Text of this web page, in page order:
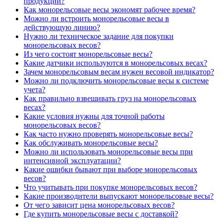
Как монорельсовые весы экономят рабочее время?
Можно ли встроить монорельсовые весы в
действующую линию?
Нужно ли техническое задание для покупки
монорельсовых весов?
Из чего состоят монорельсовые весы?
Какие датчики используются в монорельсовых весах?
Зачем монорельсовым весам нужен весовой индикатор?
Можно ли подключить монорельсовые весы к системе
учета?
Как правильно взвешивать груз на монорельсовых
весах?
Какие условия нужны для точной работы
монорельсовых весов?
Как часто нужно проверять монорельсовые весы?
Как обслуживать монорельсовые весы?
Можно ли использовать монорельсовые весы при
интенсивной эксплуатации?
Какие ошибки бывают при выборе монорельсовых
весов?
Что учитывать при покупке монорельсовых весов?
Какие производители выпускают монорельсовые весы?
От чего зависит цена монорельсовых весов?
Где купить монорельсовые весы с доставкой?